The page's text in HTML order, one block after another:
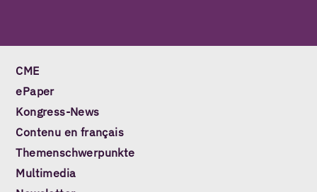
CME
ePaper
Kongress-News
Contenu en français
Themenschwerpunkte
Multimedia